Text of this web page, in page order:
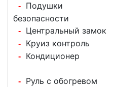
-
Подушки
безопасности
- Центральный замок
- Круиз контроль
- Кондиционер
- Руль с обогревом